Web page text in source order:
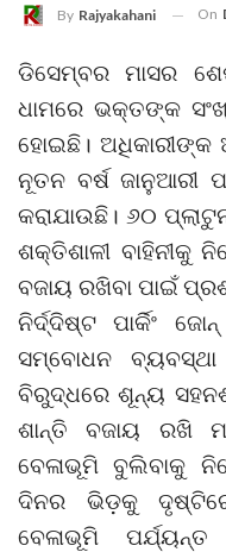
By Rajyakahani On
ଡିସେମ୍ବର ମାସର
ଧାମରେ ଭକ୍ତଙ୍କ
ହୋଇଛି। ଅଧିକାରୀଙ୍କ
ନୂତନ ବର୍ଷ ଜାନୁଆରୀ
କରାଯାଉଛି। ୬୦
ଶକ୍ତିଶାଳୀ ବାହିନୀକୁ
ବଜାୟ ରଖିବା ପାଇଁ
ନିର୍ଦ୍ଦିଷ୍ଟ ପାର୍କିଂ
ସମ୍ବୋଧନ
ବିରୁଦ୍ଧରେ ଶୂନ୍ୟ
ଶାନ୍ତି ବଜାୟ ରଖି
ବେଳାଭୂମି ବୁଲିବାକୁ
ଦିନର ଭିଡ଼କୁ
ବେଳାଭୂମି